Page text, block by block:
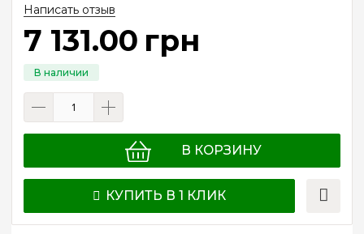
Написать отзыв
7 131.00 грн
В КОРЗИНУ
КУПИТЬ В 1 КЛИК